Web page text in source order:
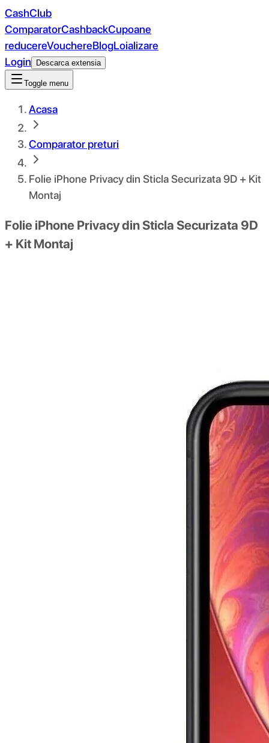
CashClub
ComparatorCashbackCupoane
reducereVouchereBlogLoializare
Login
Descarca extensia
Toggle menu
Acasa
Comparator preturi
Folie iPhone Privacy din Sticla Securizata 9D + Kit
Montaj
Folie iPhone Privacy din Sticla Securizata 9D
+ Kit Montaj